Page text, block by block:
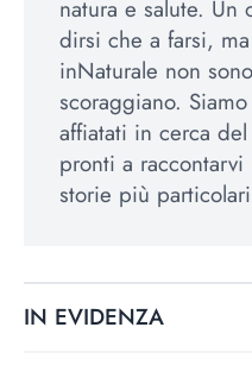
natura e salute.
dirsi che a farsi,
inNaturale non
scoraggiano.
affiatati in cerca
pronti a
storie più
IN EVIDENZA